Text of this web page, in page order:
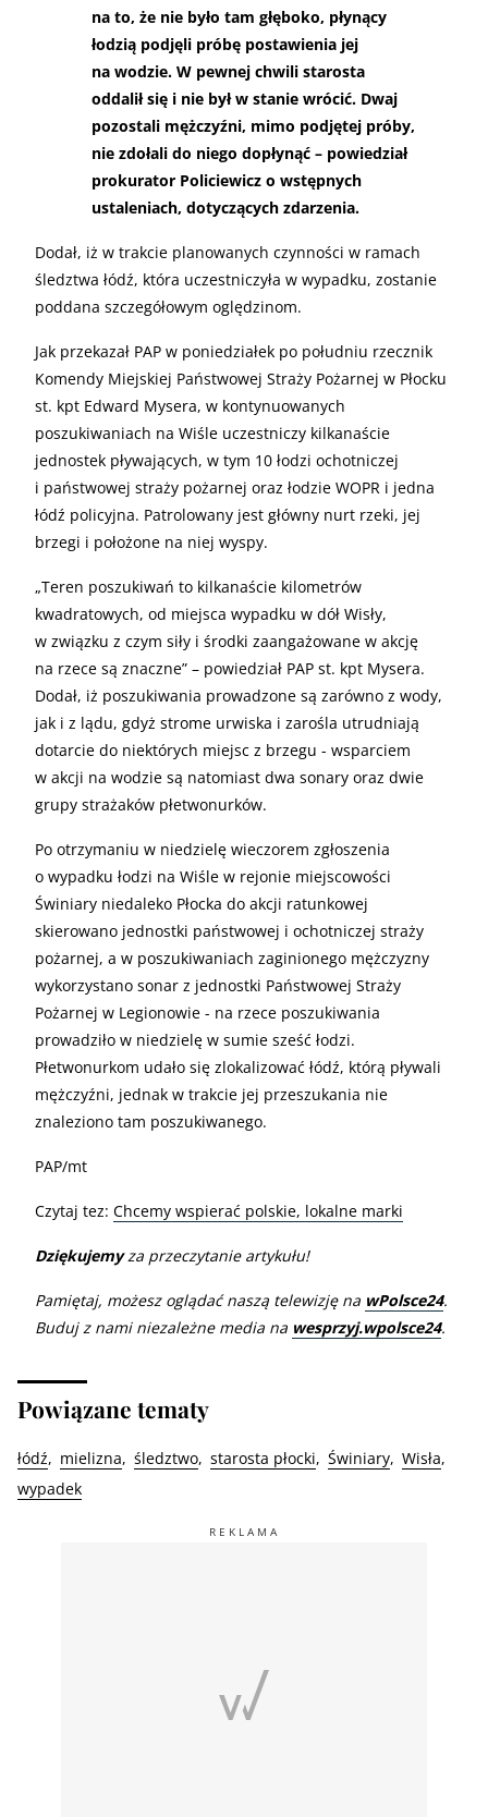
na to, że nie było tam głęboko, płynący
łodzią podjęli próbę postawienia jej
na wodzie. W pewnej chwili starosta
oddalił się i nie był w stanie wrócić. Dwaj
pozostali mężczyźni, mimo podjętej próby,
nie zdołali do niego dopłynąć – powiedział
prokurator Policiewicz o wstępnych
ustaleniach, dotyczących zdarzenia.
Dodał, iż w trakcie planowanych czynności w ramach
śledztwa łódź, która uczestniczyła w wypadku, zostanie
poddana szczegółowym oględzinom.
Jak przekazał PAP w poniedziałek po południu rzecznik
Komendy Miejskiej Państwowej Straży Pożarnej w Płocku
st. kpt Edward Mysera, w kontynuowanych
poszukiwaniach na Wiśle uczestniczy kilkanaście
jednostek pływających, w tym 10 łodzi ochotniczej
i państwowej straży pożarnej oraz łodzie WOPR i jedna
łódź policyjna. Patrolowany jest główny nurt rzeki, jej
brzegi i położone na niej wyspy.
„Teren poszukiwań to kilkanaście kilometrów
kwadratowych, od miejsca wypadku w dół Wisły,
w związku z czym siły i środki zaangażowane w akcję
na rzece są znaczne” – powiedział PAP st. kpt Mysera.
Dodał, iż poszukiwania prowadzone są zarówno z wody,
jak i z lądu, gdyż strome urwiska i zarośla utrudniają
dotarcie do niektórych miejsc z brzegu - wsparciem
w akcji na wodzie są natomiast dwa sonary oraz dwie
grupy strażaków płetwonurków.
Po otrzymaniu w niedzielę wieczorem zgłoszenia
o wypadku łodzi na Wiśle w rejonie miejscowości
Świniary niedaleko Płocka do akcji ratunkowej
skierowano jednostki państwowej i ochotniczej straży
pożarnej, a w poszukiwaniach zaginionego mężczyzny
wykorzystano sonar z jednostki Państwowej Straży
Pożarnej w Legionowie - na rzece poszukiwania
prowadziło w niedzielę w sumie sześć łodzi.
Płetwonurkom udało się zlokalizować łódź, którą pływali
mężczyźni, jednak w trakcie jej przeszukania nie
znaleziono tam poszukiwanego.
PAP/mt
Czytaj tez: Chcemy wspierać polskie, lokalne marki
Dziękujemyza przeczytanie artykułu!
Pamiętaj, możesz oglądać naszą telewizję na wPolsce24.
Buduj z nami niezależne media na wesprzyj.wpolsce24.
Powiązane tematy
łódź mielizna śledztwo starosta płocki Świniary Wisła
wypadek